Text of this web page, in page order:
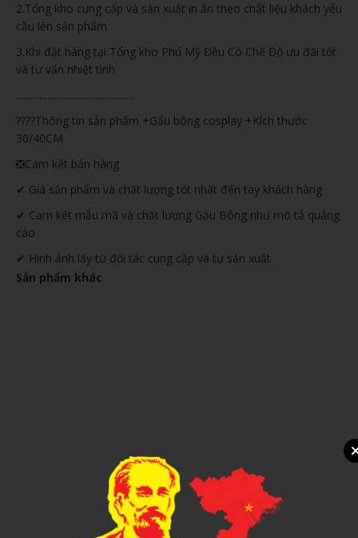
2.Tổng kho cung cấp và sản xuất in ấn theo chất liệu khách yêu
cầu lên sản phẩm
3.Khi đặt hàng tại Tổng kho Phú Mỹ Đều Có Chế Độ ưu đãi tốt
và tư vấn nhiệt tình
.................................................
????Thông tin sản phẩm +Gấu bông cosplay +Kích thước
30/40CM
❎Cam kết bán hàng
✔ Giá sản phẩm và chất lượng tốt nhất đến tay khách hàng
✔ Cam kết mẫu mã và chất lượng Gấu Bông như mô tả quảng
cáo
✔ Hình ảnh lấy từ đối tác cung cấp và tự sản xuất
Sản phẩm khác